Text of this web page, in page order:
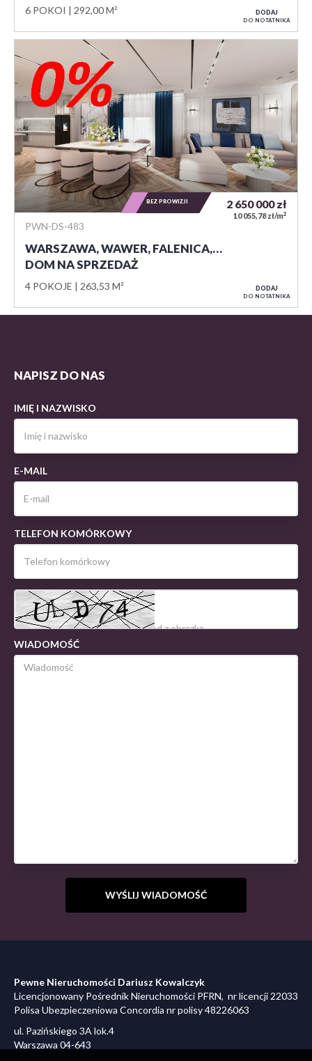
6 POKOI 292,00 M² DODAJ
DO NOTATNIKA
PWN-DS-483
WARSZAWA, WAWER, FALENICA,…
DOM NA SPRZEDAŻ
4 POKOJE 263,53 M²
2 650 000zł
10 055,78 zł/m2
BEZ PROWIZJI
DODAJ
DO NOTATNIKA
NAPISZ DO NAS
IMIĘ I NAZWISKO
E-MAIL
TELEFON KOMÓRKOWY
WIADOMOŚĆ
Pewne Nieruchomości Dariusz Kowalczyk
Licencjonowany Pośrednik Nieruchomości PFRN, nr licencji 22033
Polisa Ubezpieczeniowa Concordia nr polisy 48226063
ul. Pazińskiego 3A lok.4
Warszawa 04-643